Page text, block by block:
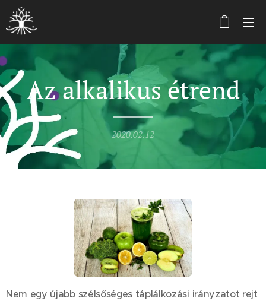
Az alkalikus étrend
2020.02.12
Nem egy újabb szélsőséges táplálkozási irányzatot rejt